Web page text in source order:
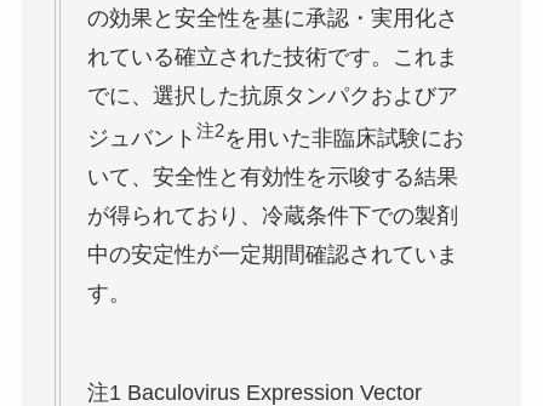
の効果と安全性を基に承認・実用化さ
れている確立された技術です。これま
でに、選択した抗原タンパクおよびア
ジュバント 注2を用いた非臨床試験にお
いて、安全性と有効性を示唆する結果
が得られており、冷蔵条件下での製剤
中の安定性が一定期間確認されていま
す。
注1 Baculovirus Expression Vector